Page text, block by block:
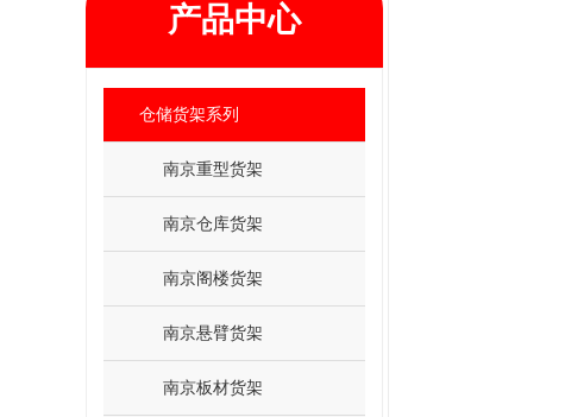
产品中心
仓储货架系列
南京重型货架
南京仓库货架
南京阁楼货架
南京悬臂货架
南京板材货架